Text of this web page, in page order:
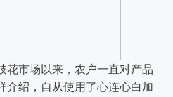
花市场以来，农户一直对产品
介绍，自从使用了心连心白加